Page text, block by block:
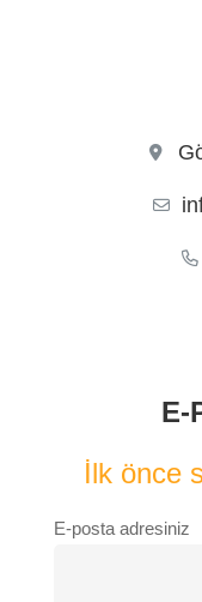
E-
İlk önce
E-posta adresiniz